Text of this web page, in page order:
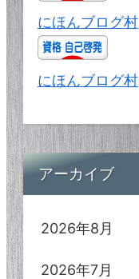
にほんブログ村
にほんブログ村
アーカイブ
2026年8月
2026年7月